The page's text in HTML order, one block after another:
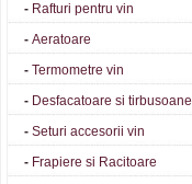
- Rafturi pentru vin
- Aeratoare
- Termometre vin
- Desfacatoare si tirbusoane
- Seturi accesorii vin
- Frapiere si Racitoare